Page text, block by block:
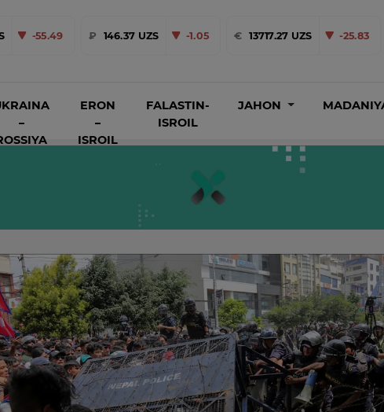
-55.49 ₽ 146.37 UZS -1.05 € 13717.27 UZS -25.83
–
ERON
–
ISROIL
FALASTIN-
ISROIL
JAHON